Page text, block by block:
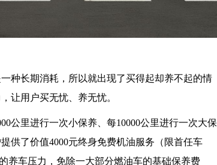
种长期消耗，所以就出现了买得起却养不起的情
让用户买无忧、养无忧。
公里进行一次小保养、每10000公里进行一次大保
供了价值4000元终身免费机油服务（限首任车
养车压力，免除一大部分燃油车的基础保养费